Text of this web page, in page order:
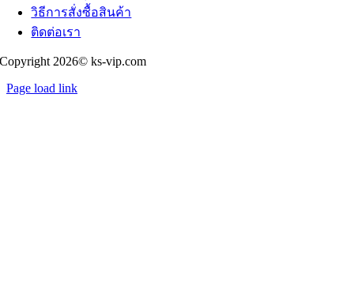
วิธีการสั่งซื้อสินค้า
ติดต่อเรา
Copyright 2026© ks-vip.com
Page load link